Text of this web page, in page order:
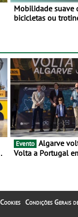
Mobilidade suave
bicicletas ou
automóveis
áreas urbanas
Evento
Volta a Portugal
Condições Gerais